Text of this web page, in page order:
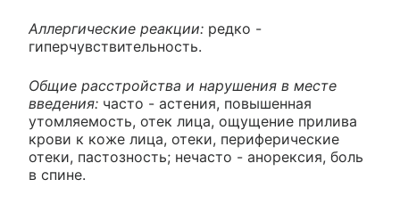
Аллергические реакции: редко -
гиперчувствительность.
Общие расстройства и нарушения в месте
введения: часто - астения, повышенная
утомляемость, отек лица, ощущение прилива
крови к коже лица, отеки, периферические
отеки, пастозность; нечасто - анорексия, боль
в спине.